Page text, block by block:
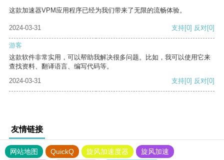
这款加速器VPM应用程序已经为我们带来了无限的流畅体验。
2024-03-31 支持[0] 反对[0]
游客
这款软件非常实用，可以帮助我解决很多问题。比如，我可以使用它来
查找资料、翻译语言、编写代码等。
2024-03-31
支持[0] 反对[0]
友情链接
网站地图 QuickQ 旋风加速度器
旋风加速